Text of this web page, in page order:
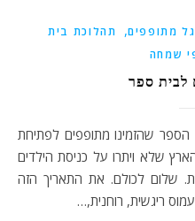
מתופפים,
תהלוכת בית
שמחה
לבית ספר
שלא ויתרו על כניסת הילדים
שלום לכולם. את התאריך הזה
ריגשית, רוחנית,…